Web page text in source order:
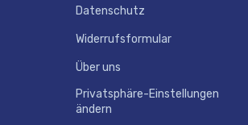
Datenschutz
Widerrufsformular
Über uns
Privatsphäre-Einstellungen
ändern